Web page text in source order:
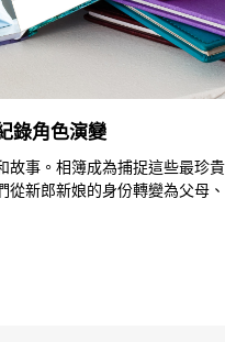
錄角色演變
故事。相簿成為捕捉這些最珍貴
從新郎新娘的身份轉變為父母、